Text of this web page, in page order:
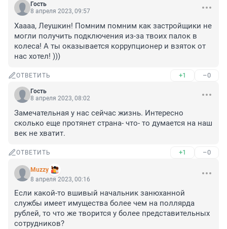
Гость
8 апреля 2023, 09:57
Хаааа, Леушкин! Помним помним как застройщики не
могли получить подключения из-за твоих палок в
колеса! А ты оказывается коррупционер и взяток от
нас хотел! )))
ОТВЕТИТЬ +1 –0
Гость
8 апреля 2023, 08:02
Замечательная у нас сейчас жизнь. Интересно
сколько еще протянет страна- что- то думается на наш
век не хватит.
ОТВЕТИТЬ +1 –0
Muzzy
8 апреля 2023, 00:16
Если какой-то вшивый начальник занюханной
службы имеет имущества более чем на поллярда
рублей, то что же творится у более представительных
сотрудников?